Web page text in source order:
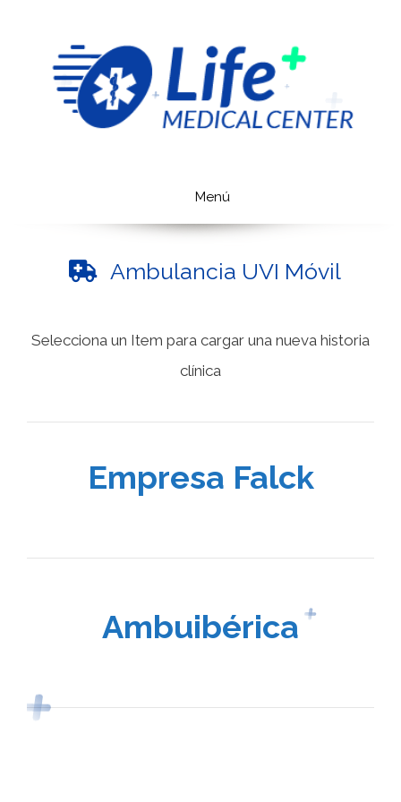
contenido
Menú
Ambulancia UVI Móvil
Selecciona un Item para cargar una nueva historia
clínica
Empresa Falck
Ambuibérica